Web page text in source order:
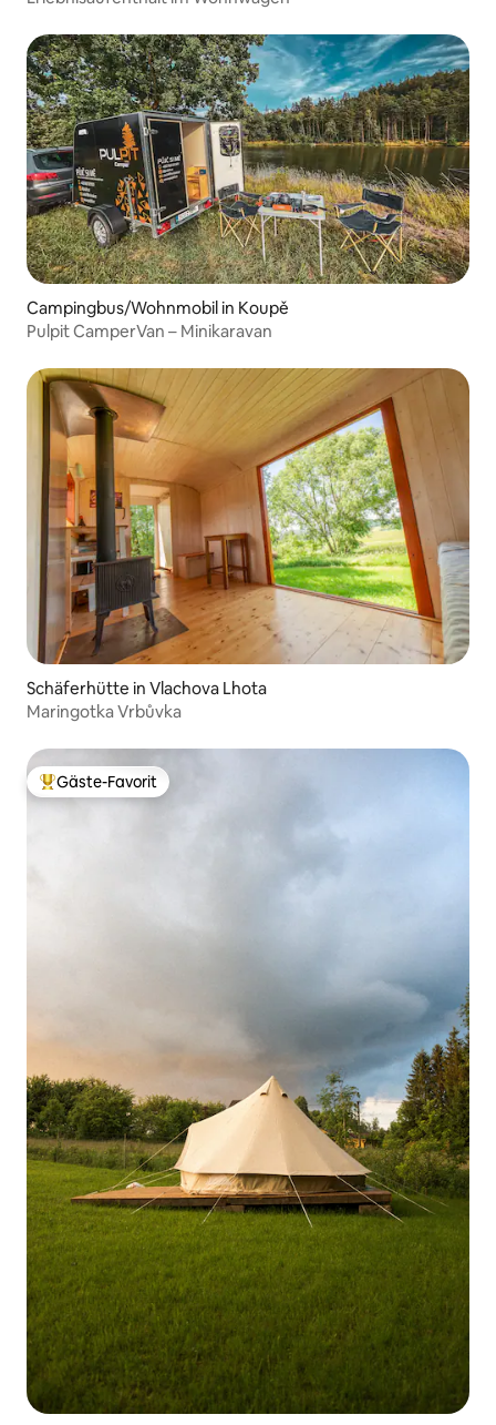
Campingbus/Wohnmobil in Koupě
Pulpit CamperVan – Minikaravan
Schäferhütte in Vlachova Lhota
Maringotka Vrbůvka
Beliebter Gäste-Favorit.
Gäste-Favorit